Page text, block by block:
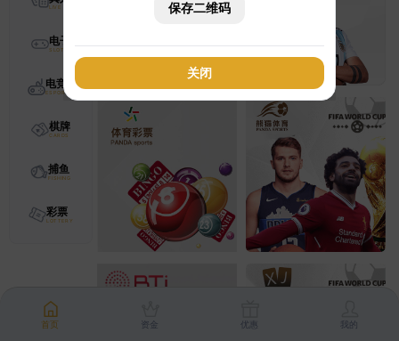
电子
电竞
棋牌
捕鱼
彩票
首页 资金 优惠 我的
保存二维码
关闭